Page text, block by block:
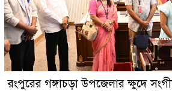
রংপুরের গঙ্গাচড়া উপজেলার ক্ষুদে